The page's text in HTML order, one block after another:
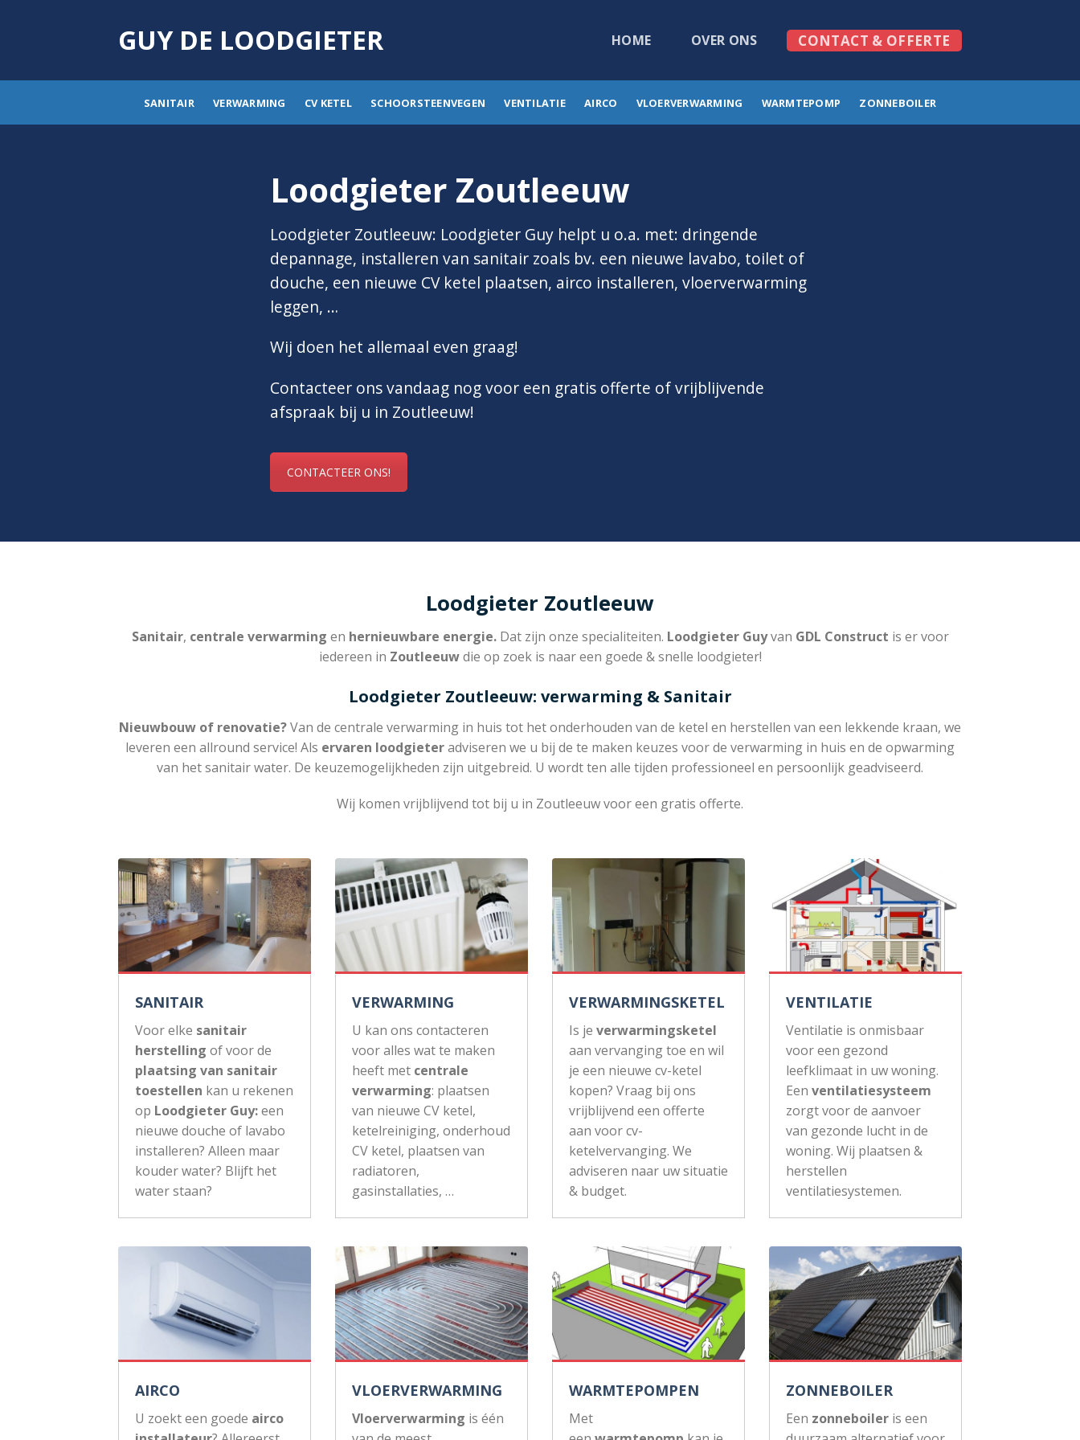
GUY DE LOODGIETER HOME OVER ONS CONTACT & OFFERTE
SANITAIR VERWARMING CV KETEL SCHOORSTEENVEGEN VENTILATIE AIRCO VLOERVERWARMING WARMTEPOMP ZONNEBOILER
Loodgieter Zoutleeuw
Loodgieter Zoutleeuw: Loodgieter Guy helpt u o.a. met: dringende
depannage, installeren van sanitair zoals bv. een nieuwe lavabo, toilet of
douche, een nieuwe CV ketel plaatsen, airco installeren, vloerverwarming
leggen, …
Wij doen het allemaal even graag!
Contacteer ons vandaag nog voor een gratis offerte of vrijblijvende
afspraak bij u in Zoutleeuw!
CONTACTEER ONS!
Loodgieter Zoutleeuw
Sanitair, centrale verwarming en hernieuwbare energie.Dat zijn onze specialiteiten. Loodgieter Guyvan GDL Construct is er voor
iedereen in Zoutleeuwdie op zoek is naar een goede & snelle loodgieter!
Loodgieter Zoutleeuw: verwarming & Sanitair
Nieuwbouw of renovatie?Van de centrale verwarming in huis tot het onderhouden van de ketel en herstellen van een lekkende kraan, we
leveren een allround service! Als ervaren loodgieteradviseren we u bij de te maken keuzes voor de verwarming in huis en de opwarming
van het sanitair water. De keuzemogelijkheden zijn uitgebreid. U wordt ten alle tijden professioneel en persoonlijk geadviseerd.
Wij komen vrijblijvend tot bij u in Zoutleeuw voor een gratis offerte.
SANITAIR
Voor elke sanitair
herstelling of voor de
plaatsing van sanitair
toestellen kan u rekenen
op Loodgieter Guy:een
nieuwe douche of lavabo
installeren? Alleen maar
kouder water? Blijft het
water staan?
VERWARMING
U kan ons contacteren
voor alles wat te maken
heeft met centrale
verwarming: plaatsen
van nieuwe CV ketel,
ketelreiniging, onderhoud
CV ketel, plaatsen van
radiatoren,
gasinstallaties, …
VERWARMINGSKETEL
Is je verwarmingsketel
aan vervanging toe en wil
je een nieuwe cv-ketel
kopen? Vraag bij ons
vrijblijvend een offerte
aan voor cv-
ketelvervanging. We
adviseren naar uw situatie
& budget.
VENTILATIE
Ventilatie is onmisbaar
voor een gezond
leefklimaat in uw woning.
Een ventilatiesysteem
zorgt voor de aanvoer
van gezonde lucht in de
woning. Wij plaatsen &
herstellen
ventilatiesystemen.
AIRCO
U zoekt een goede airco
VLOERVERWARMING
Vloerverwarming is één
WARMTEPOMPEN
Met
ZONNEBOILER
Een zonneboiler is een